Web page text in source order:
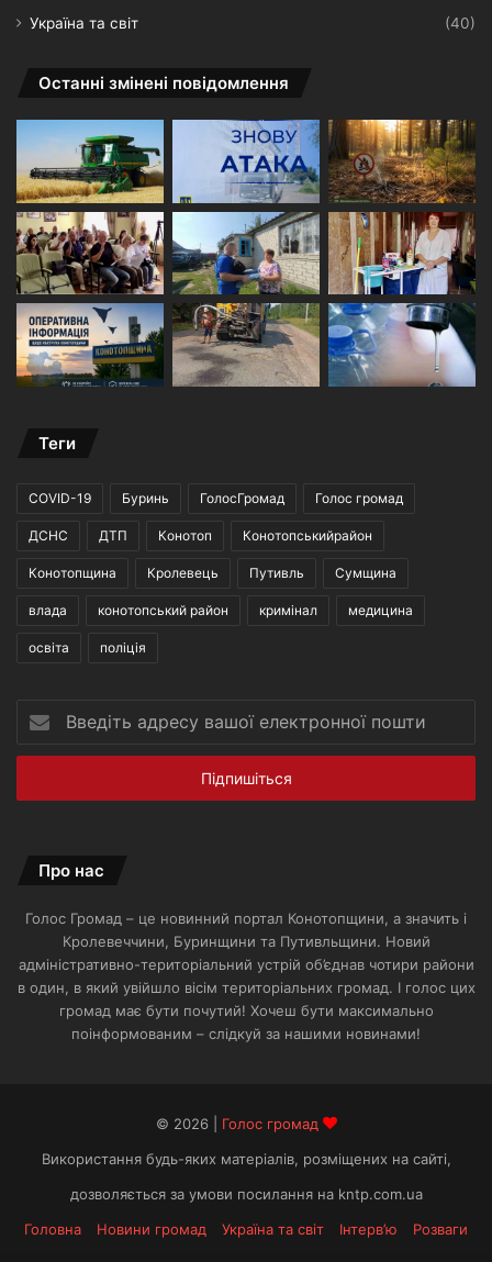
Україна та світ
(40)
Останні змінені повідомлення
Теги
COVID-19 Буринь ГолосГромад Голос громад
ДСНС ДТП Конотоп Конотопськийрайон
Конотопщина Кролевець Путивль Сумщина
влада конотопський район кримінал медицина
освіта поліція
адресу
вашої
пошти
Про нас
Голос Громад – це новинний портал Конотопщини, а значить і
Кролевеччини, Буринщини та Путивльщини. Новий
адміністративно-територіальний устрій об’єднав чотири райони
в один, в який увійшло вісім територіальних громад. І голос цих
громад має бути почутий! Хочеш бути максимально
поінформованим – слідкуй за нашими новинами!
© 2026 | Голос громад
Використання будь-яких матеріалів, розміщених на сайті,
дозволяється за умови посилання на kntp.com.ua
Головна
Новини громад Україна та світ Інтерв’ю Розваги